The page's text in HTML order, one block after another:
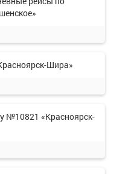
Шира»
№10821 «Красноярск-